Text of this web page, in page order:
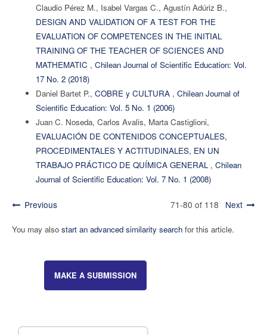
Claudio Pérez M., Isabel Vargas C., Agustín Adúriz B.,
DESIGN AND VALIDATION OF A TEST FOR THE
EVALUATION OF COMPETENCES IN THE INITIAL
TRAINING OF THE TEACHER OF SCIENCES AND
MATHEMATIC , Chilean Journal of Scientific Education: Vol.
17 No. 2 (2018)
Daniel Bartet P., COBRE y CULTURA , Chilean Journal of
Scientific Education: Vol. 5 No. 1 (2006)
Juan C. Noseda, Carlos Avalis, Marta Castiglioni,
EVALUACIÓN DE CONTENIDOS CONCEPTUALES,
PROCEDIMENTALES Y ACTITUDINALES, EN UN
TRABAJO PRÁCTICO DE QUÍMICA GENERAL , Chilean
Journal of Scientific Education: Vol. 7 No. 1 (2008)
Previous 71-80 of 118 Next
You may also start an advanced similarity searchfor this article.
MAKE A SUBMISSION